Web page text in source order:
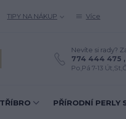
TIPY NA NÁKUP Více
Nevíte si rady?
774 444 475
Po,Pá 7-13
PŘÍRODNÍ PERLY